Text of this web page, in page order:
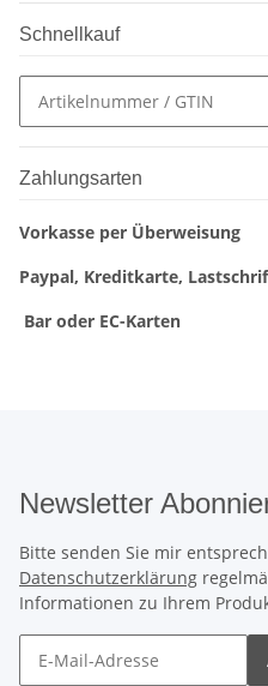
Schnellkauf
Zahlungsarten
Vorkasse per Überweisung
Paypal, Kreditkarte,
Bar oder EC-Karten
Newsletter
Bitte senden Sie mir
Datenschutzerklärung
Informationen zu Ihrem